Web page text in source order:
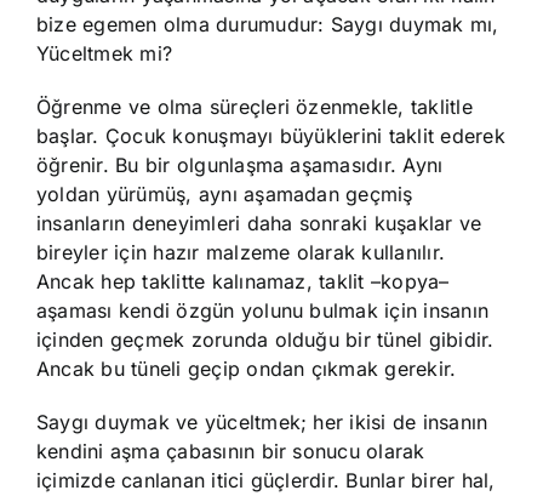
bize egemen olma durumudur: Saygı duymak mı,
Yüceltmek mi?
Öğrenme ve olma süreçleri özenmekle, taklitle
başlar. Çocuk konuşmayı büyüklerini taklit ederek
öğrenir. Bu bir olgunlaşma aşamasıdır. Aynı
yoldan yürümüş, aynı aşamadan geçmiş
insanların deneyimleri daha sonraki kuşaklar ve
bireyler için hazır malzeme olarak kullanılır.
Ancak hep taklitte kalınamaz, taklit –kopya–
aşaması kendi özgün yolunu bulmak için insanın
içinden geçmek zorunda olduğu bir tünel gibidir.
Ancak bu tüneli geçip ondan çıkmak gerekir.
Saygı duymak ve yüceltmek; her ikisi de insanın
kendini aşma çabasının bir sonucu olarak
içimizde canlanan itici güçlerdir. Bunlar birer hal,